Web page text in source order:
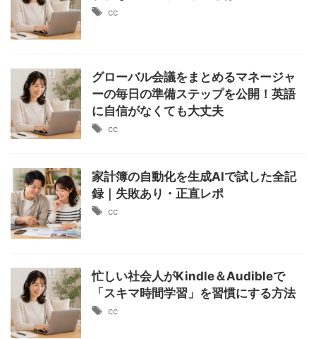
cc
グローバル会議をまとめるマネージャ
ーの毎日の準備ステップを公開！英語
に自信がなくても大丈夫
cc
家計簿の自動化を生成AIで試した全記
録｜失敗あり・正直レポ
cc
忙しい社会人がKindle＆Audibleで
「スキマ時間学習」を習慣にする方法
cc